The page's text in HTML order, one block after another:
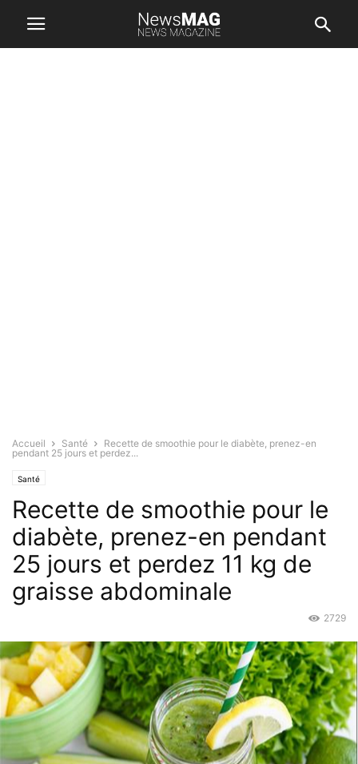
Accueil Santé
Recette de smoothie pour le diabète, prenez-en
pendant 25 jours et perdez...
Santé
Recette de smoothie pour le
diabète, prenez-en pendant
25 jours et perdez 11 kg de
graisse abdominale
2729